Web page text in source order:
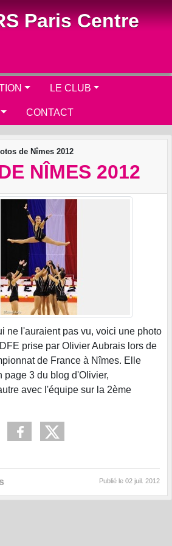
Paris Centre
LE CLUB
CONTACT
de Nîmes 2012
NÎMES 2012
ne l'auraient pas vu, voici une photo
prise par Olivier Aubrais lors de
de France à Nîmes. Elle
page 3 du blog d'Olivier,
avec l'équipe sur la 2ème
Publié le 02 juil. 2012
cookies